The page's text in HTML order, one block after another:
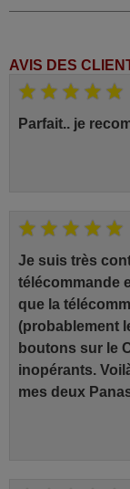
AVIS DES
Parfait.. je
Je suis très
télécommande
que la
(probablement
boutons sur le
inopérants.
mes deux